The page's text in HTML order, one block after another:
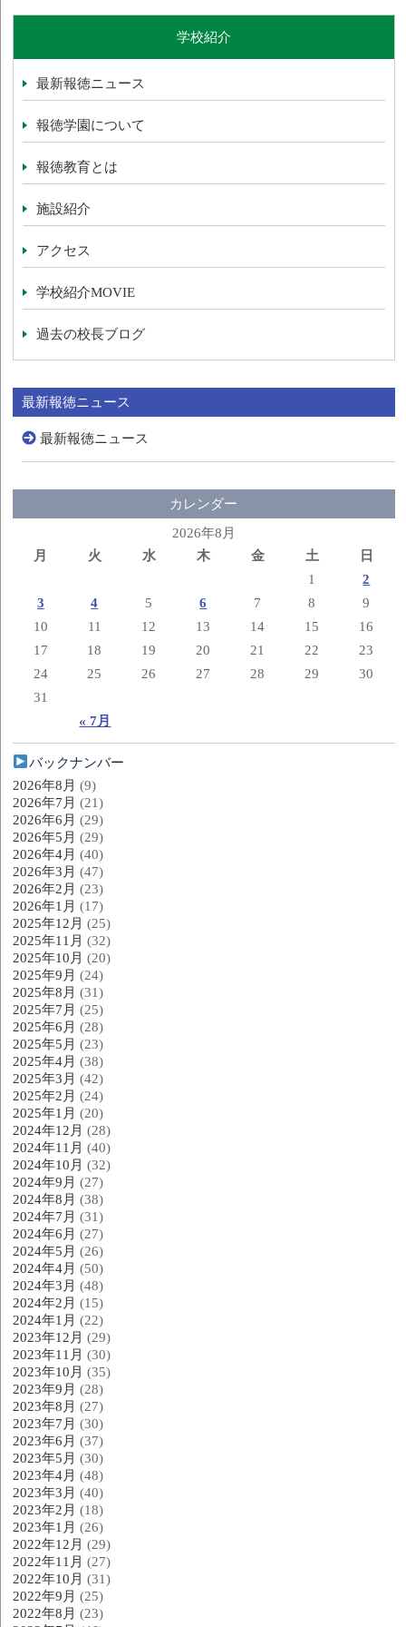
学校紹介
最新報徳ニュース
報徳学園について
報徳教育とは
施設紹介
アクセス
学校紹介MOVIE
過去の校長ブログ
最新報徳ニュース
最新報徳ニュース
カレンダー
2026年8月
月
火 水 木 金 土 日
« 7月
1
2
3
4 5 6 7 8
9
10
11 12 13 14 15
16
17
18 19 20 21 22
23
24
25 26 27 28 29
30
31
バックナンバー
2026年8月 (9)
2026年7月 (21)
2026年6月 (29)
2026年5月 (29)
2026年4月 (40)
2026年3月 (47)
2026年2月 (23)
2026年1月 (17)
2025年12月 (25)
2025年11月 (32)
2025年10月 (20)
2025年9月 (24)
2025年8月 (31)
2025年7月 (25)
2025年6月 (28)
2025年5月 (23)
2025年4月 (38)
2025年3月 (42)
2025年2月 (24)
2025年1月 (20)
2024年12月 (28)
2024年11月 (40)
2024年10月 (32)
2024年9月 (27)
2024年8月 (38)
2024年7月 (31)
2024年6月 (27)
2024年5月 (26)
2024年4月 (50)
2024年3月 (48)
2024年2月 (15)
2024年1月 (22)
2023年12月 (29)
2023年11月 (30)
2023年10月 (35)
2023年9月 (28)
2023年8月 (27)
2023年7月 (30)
2023年6月 (37)
2023年5月 (30)
2023年4月 (48)
2023年3月 (40)
2023年2月 (18)
2023年1月 (26)
2022年12月 (29)
2022年11月 (27)
2022年10月 (31)
2022年9月 (25)
2022年8月 (23)